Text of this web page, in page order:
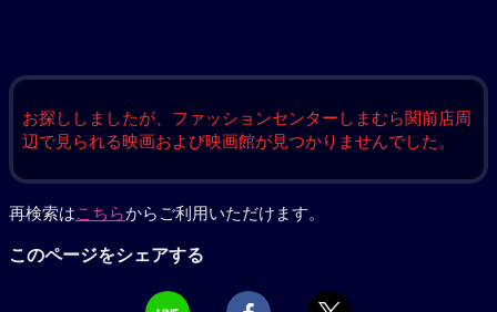
お探ししましたが、ファッションセンターしまむら関前店周
辺で見られる映画および映画館が見つかりませんでした。
再検索はこちらからご利用いただけます。
このページをシェアする